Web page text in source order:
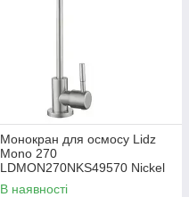
Монокран для осмосу Lidz
Mono 270
LDMON270NKS49570 Nickel
В наявності